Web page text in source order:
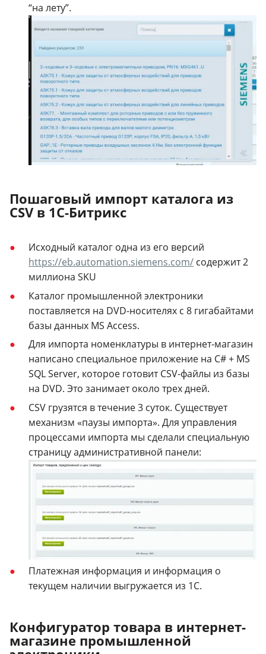
“на лету”.
Пошаговый импорт каталога из
CSV в 1С-Битрикс
Исходный каталог одна из его версий
https://eb.automation.siemens.com/ содержит 2
миллиона SKU
Каталог промышленной электроники
поставляется на DVD-носителях с 8 гигабайтами
базы данных MS Access.
Для импорта номенклатуры в интернет-магазин
написано специальное приложение на C# + MS
SQL Server, которое готовит CSV-файлы из базы
на DVD. Это занимает около трех дней.
CSV грузятся в течение 3 суток. Существует
механизм «паузы импорта». Для управления
процессами импорта мы сделали специальную
страницу административной панели:
Платежная информация и информация о
текущем наличии выгружается из 1С.
Конфигуратор товара в интернет-
магазине промышленной